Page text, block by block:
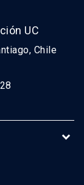
UC
Chile